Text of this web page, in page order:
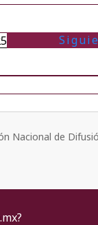
Nacional de